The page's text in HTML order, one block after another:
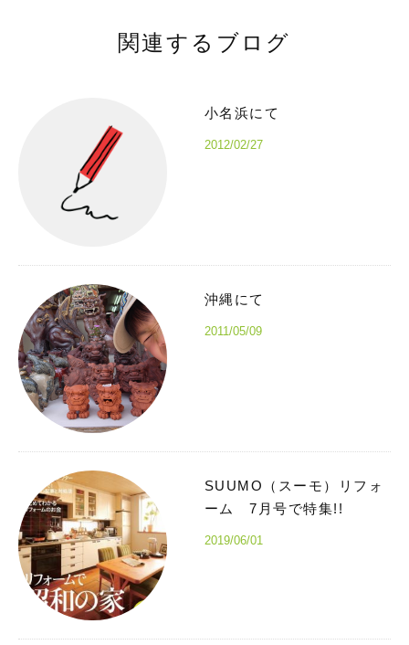
関連するブログ
小名浜にて
2012/02/27
沖縄にて
2011/05/09
SUUMO（スーモ）リフォ
ーム 7月号で特集!!
2019/06/01